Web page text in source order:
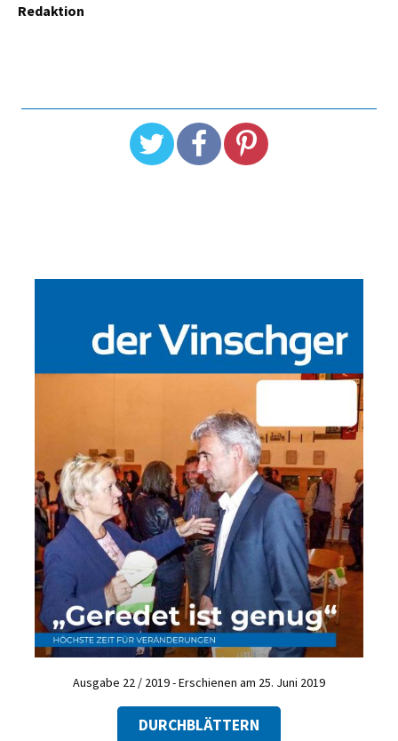
Redaktion
Ausgabe 22 / 2019 - Erschienen am 25. Juni 2019
DURCHBLÄTTERN